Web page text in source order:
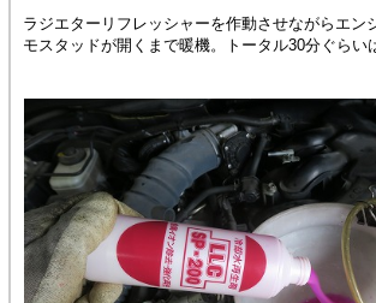
ラジエターリフレッシャーを作動させながらエン
モスタッドが開くまで暖機。トータル30分ぐらい